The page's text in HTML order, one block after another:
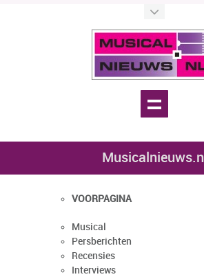
Musicalnieuws.nl
VOORPAGINA
Musical
Persberichten
Recensies
Interviews